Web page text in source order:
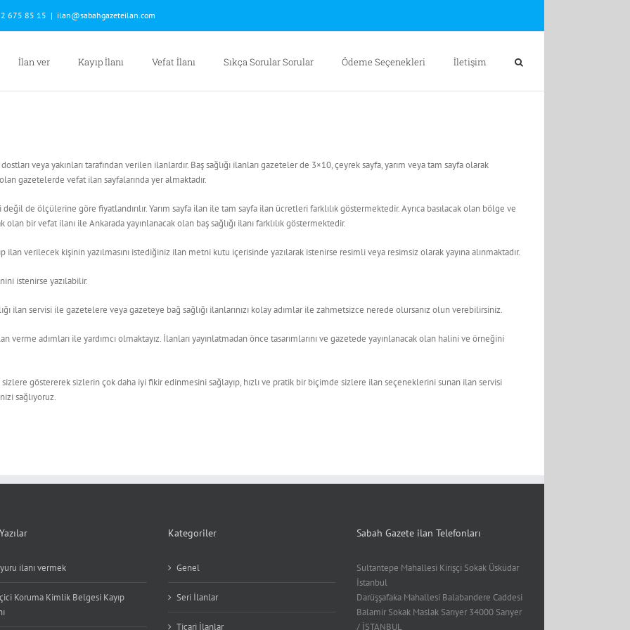
675 85 15 | ilan@sabahgazeteilan.com
İlan ver Kayıp İlanı Vefat İlanı Sıkça Sorular Sorular Ödeme Seçenekleri İletişim
veya yakınları tarafından verilen ilanlardır. Baş sağlığı ilanları gazeteler de 3×10, çeyrek sayfa, yarım veya tam sayfa olarak
gazetelerde vefat ilan sayfalarında yer almaktadır.
de ölçülerine göre fiyatlandırılır. Yarım sayfa ilan ile tam sayfa ilan ücretleri farklılık göstermektedir. Ayrıca basılacak olan bölge ve
bir vefat ilanı ile Ankarada yayınlanacak olan baş sağlığı ilanı farklılık göstermektedir.
ilan verilecek kişinin yazılmasını istediğiniz ilan metni kutu içerisinde yazılarak istenirse resimli veya resimsiz olarak yayına alınmaktadır.
istenirse yazılabilir.
ilan servisi ile gazetelere veya gazeteye bağ sağlığı ilanlarınızı kolay adımlar ile zahmetsizce nerede olursanız olun verebilirsiniz.
verme adımları ile yardımcı olmaktayız. İlanları yayınlatmadan önce tasarımlarını ve gazetede yayınlanacak olan halini ve örneğini
sizlere göstererek sizlerin çok daha iyi fikir edinmesini sağlayıp, hızlı ve pratik bir biçimde sizlere ilan seçeneklerini sunan ilan servisi
sağlıyoruz.
ilanı vermek
Koruma Kimlik Belgesi Kayıp
Kategoriler
Genel
Seri İlanlar
Ticari İlanlar
Sabah Gazete ilan Telefonları
Sultantepe Mahallesi Kirişçi Sokak Üsküdar
İstanbul
Darüşşafaka Mahallesi Balabandere Caddesi
Balamir Sokak Maslak Sarıyer 34000 Sarıyer
/ İSTANBUL